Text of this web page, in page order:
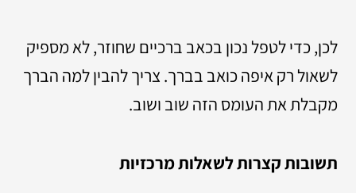
לכן, כדי לטפל נכון בכאב ברכיים שחוזר, לא מספיק
לשאול רק איפה כואב בברך. צריך להבין למה הברך
מקבלת את העומס הזה שוב ושוב.
תשובות קצרות לשאלות מרכזיות